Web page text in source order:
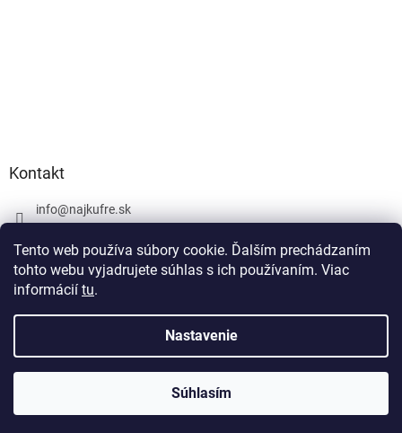
Tento web používa súbory cookie. Ďalším prechádzaním
tohto webu vyjadrujete súhlas s ich používaním. Viac
informácií tu.
Nastavenie
Súhlasím
Kontakt
info@najkufre.sk
Facebook
Vytvoril Shoptet
najkufre.sk. Všetky práva vyhradené.